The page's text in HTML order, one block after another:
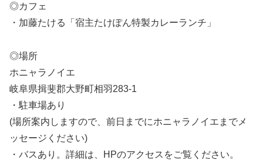
◎カフェ
・加藤たける「宿主たけぽん特製カレーランチ」
◎場所
ホニャラノイエ
岐阜県揖斐郡大野町相羽283-1
・駐車場あり
(場所案内しますので、前日までにホニャラノイエまでメ
ッセージください)
・バスあり。詳細は、HPのアクセスをご覧ください。